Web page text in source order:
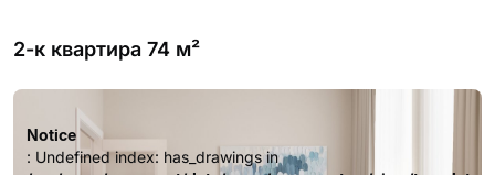
: Undefined index: has_drawings in
/var/www/aqremont/data/www/aqremont.ru/view/
i-remont-kvartir.tpl.php
on line
2-к квартира 74 м²
Notice
: Undefined index: has_drawings in